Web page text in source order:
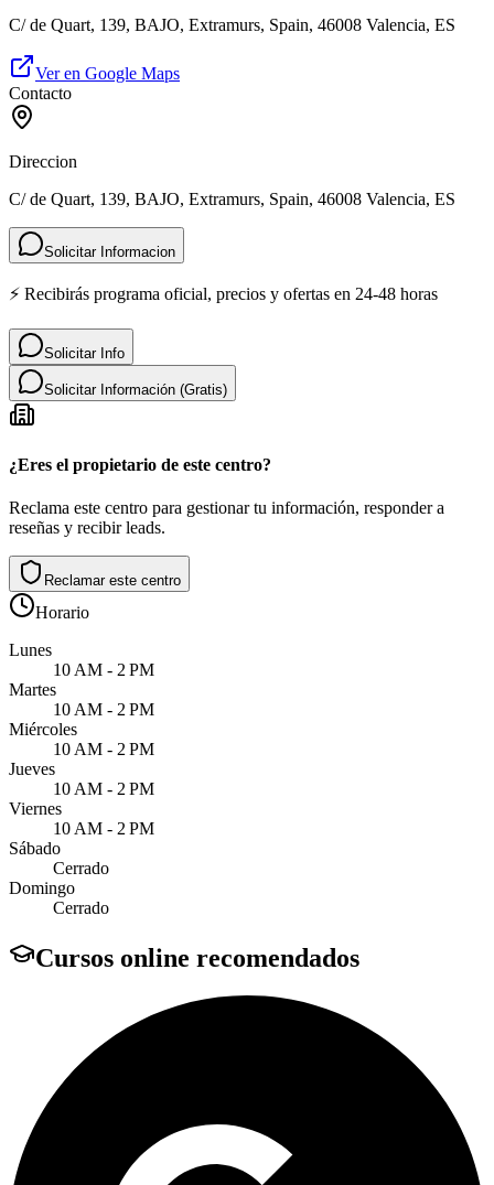
C/ de Quart, 139, BAJO, Extramurs, Spain, 46008 Valencia, ES
Ver en Google Maps
Contacto
Direccion
C/ de Quart, 139, BAJO, Extramurs, Spain, 46008 Valencia, ES
Solicitar Informacion
⚡ Recibirás programa oficial, precios y ofertas en 24-48 horas
Solicitar Info
Solicitar Información (Gratis)
¿Eres el propietario de este centro?
Reclama este centro para gestionar tu información, responder a
reseñas y recibir leads.
Reclamar este centro
Horario
Lunes
10 AM - 2 PM
Martes
10 AM - 2 PM
Miércoles
10 AM - 2 PM
Jueves
10 AM - 2 PM
Viernes
10 AM - 2 PM
Sábado
Cerrado
Domingo
Cerrado
Cursos online recomendados